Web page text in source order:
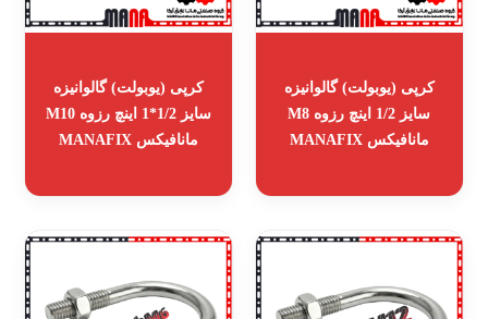
کرپی (یوبولت) گالوانیزه
سایز 1/2 اینچ رزوه M8
مانافیکس MANAFIX
کرپی (یوبولت) گالوانیزه
سایز 1/2*1 اینچ رزوه M10
مانافیکس MANAFIX